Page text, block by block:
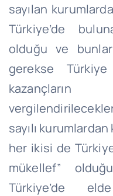
sayılan
Türkiye’de
olduğu ve
gerekse
kazançların
sayılı
her ikisi de
mükellef”
Türkiye’de